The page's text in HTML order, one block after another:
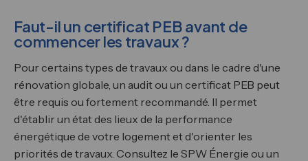
Faut-il un certificat PEB avant de
commencer les travaux ?
Pour certains types de travaux ou dans le cadre d'une
rénovation globale, un audit ou un certificat PEB peut
être requis ou fortement recommandé. Il permet
d'établir un état des lieux de la performance
énergétique de votre logement et d'orienter les
priorités de travaux. Consultez le SPW Énergie ou un